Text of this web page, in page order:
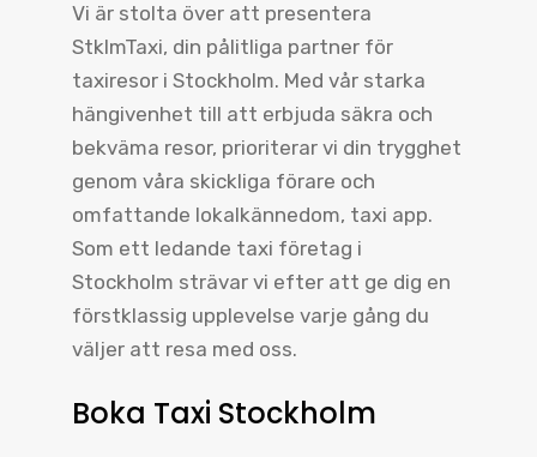
Vi är stolta över att presentera
StklmTaxi, din pålitliga partner för
taxiresor i Stockholm. Med vår starka
hängivenhet till att erbjuda säkra och
bekväma resor, prioriterar vi din trygghet
genom våra skickliga förare och
omfattande lokalkännedom, taxi app.
Som ett ledande taxi företag i
Stockholm strävar vi efter att ge dig en
förstklassig upplevelse varje gång du
väljer att resa med oss.
Boka Taxi Stockholm